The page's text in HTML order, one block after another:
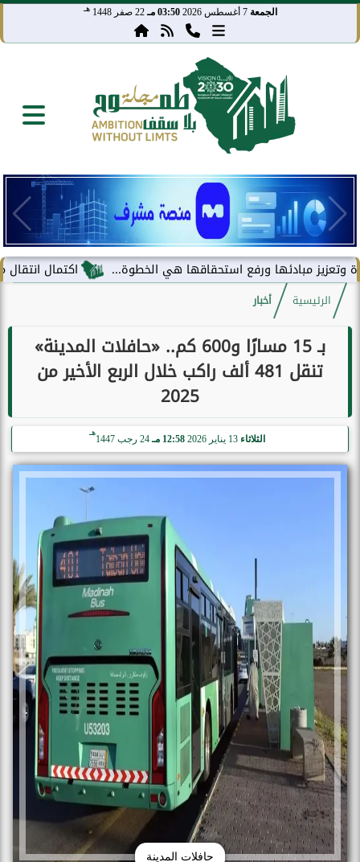
الجمعة 7 أغسطس 2026 03:50 مـ 22 صفر 1448 هـ
اكتمال انتقال مركز مبادئها ورفع استحقاقها هي الخطوة...
الرئيسية أخبار
بـ 15 مسارًا و600 كم.. «حافلات المدينة»
تنقل 481 ألف راكب خلال الربع الأخير من
2025
الثلاثاء 13 يناير 2026 12:58 مـ 24 رجب 1447
هـ
حافلات المدينة